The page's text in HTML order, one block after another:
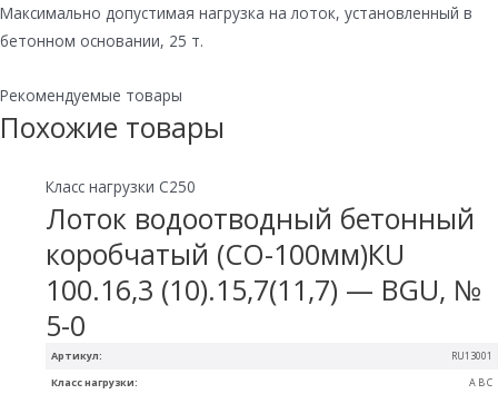
Максимально допустимая нагрузка на лоток, установленный в
бетонном основании, 25 т.
Рекомендуемые товары
Похожие товары
Артикул:
RU13001
Класс нагрузки:
A B C
Класс нагрузки C250
Лоток водоотводный бетонный
коробчатый (СО-100мм)КU
100.16,3 (10).15,7(11,7) — BGU, №
5-0